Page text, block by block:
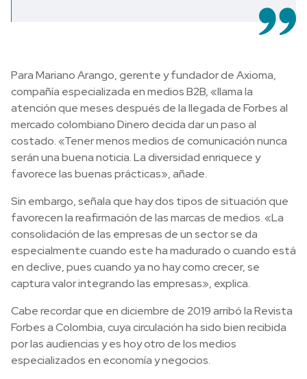
Para Mariano Arango, gerente y fundador de Axioma,
compañía especializada en medios B2B, «llama la
atención que meses después de la llegada de Forbes al
mercado colombiano Dinero decida dar un paso al
costado. «Tener menos medios de comunicación nunca
serán una buena noticia. La diversidad enriquece y
favorece las buenas prácticas», añade.
Sin embargo, señala que hay dos tipos de situación que
favorecen la reafirmación de las marcas de medios. «La
consolidación de las empresas de un sector se da
especialmente cuando este ha madurado o cuando está
en declive, pues cuando ya no hay como crecer, se
captura valor integrando las empresas», explica.
Cabe recordar que en diciembre de 2019 arribó la Revista
Forbes a Colombia, cuya circulación ha sido bien recibida
por las audiencias y es hoy otro de los medios
especializados en economía y negocios.